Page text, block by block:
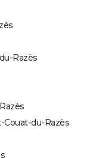
Razès
du-Razès